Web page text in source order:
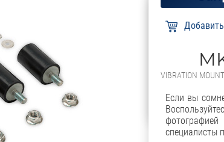
VIBRATION
Если вы
специалисты